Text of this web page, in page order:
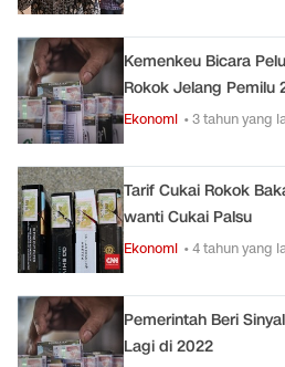
Kemenkeu Bicara
Rokok Jelang Pemilu
Ekonomi • 3 tahun yang
Tarif Cukai Rokok
wanti Cukai Palsu
Ekonomi • 4 tahun yang
Pemerintah Beri
Lagi di 2022